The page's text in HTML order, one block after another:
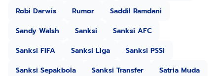
Robi Darwis
Rumor
Saddil Ramdani
Sandy Walsh
Sanksi
Sanksi AFC
Sanksi FIFA
Sanksi Liga
Sanksi PSSI
Sanksi Sepakbola
Sanksi Transfer
Satria Muda